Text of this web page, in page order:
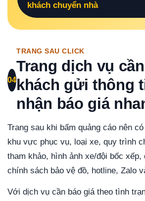
khách chuyển nhà
04
TRANG SAU CLICK
Trang dịch vụ
khách gửi thông
nhận báo giá
Trang sau khi bấm quảng cáo nên
khu vực phục vụ, loại xe, quy trình
tham khảo, hình ảnh xe/đội bốc
chính sách bảo vệ đồ, hotline, Zalo
Với dịch vụ cần báo giá theo tình